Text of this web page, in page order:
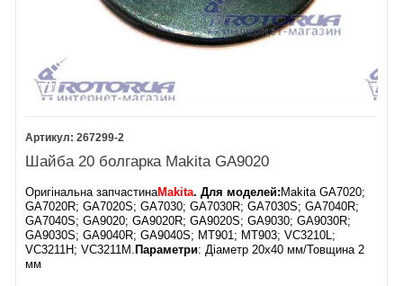
267299-2
Шайба 20 болгарка Makita GA9020
Оригінальна запчастинаMakita. Для моделей: Makita GA7020;
GA7020R; GA7020S; GA7030; GA7030R; GA7030S; GA7040R;
GA7040S; GA9020; GA9020R; GA9020S; GA9030; GA9030R;
GA9030S; GA9040R; GA9040S; MT901; MT903; VC3210L;
VC3211H; VC3211M. Параметри: Діаметр 20х40 мм/Товщина 2
мм